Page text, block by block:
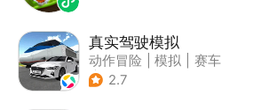
真实驾驶模拟
动作冒险 模拟
赛车
| 漂移
2.7